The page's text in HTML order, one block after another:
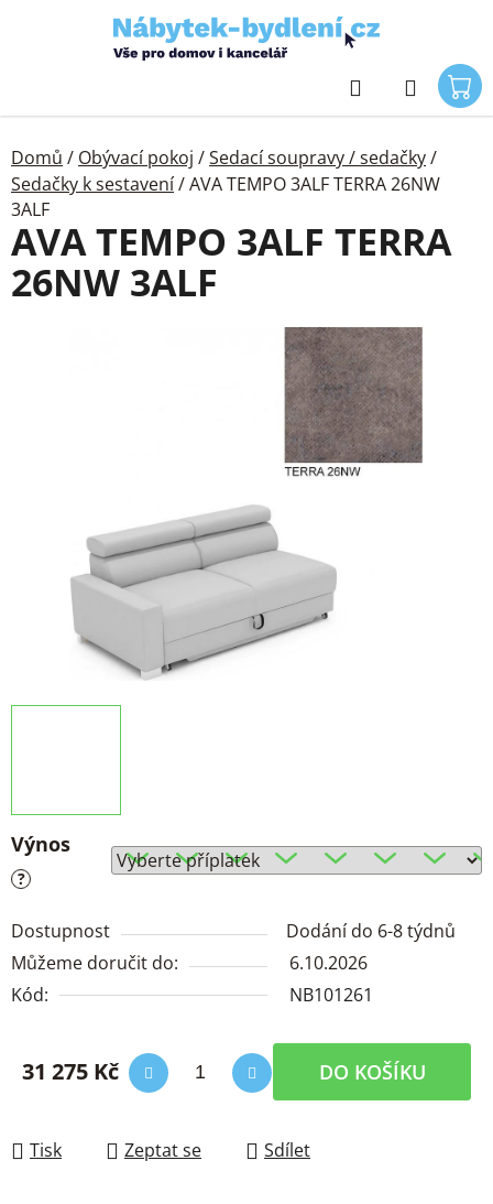
Hledat
Domů / Obývací pokoj /Sedací soupravy / sedačky/
Sedačky k sestavení/AVA TEMPO 3ALF TERRA 26NW
3ALF
Výnos
?
Dostupnost
Dodání do 6-8 týdnů
Můžeme doručit do:
6.10.2026
Kód:
NB101261
31 275 Kč DO KOŠÍKU
Tisk Zeptat se Sdílet
AVA TEMPO 3ALF TERRA
26NW 3ALF